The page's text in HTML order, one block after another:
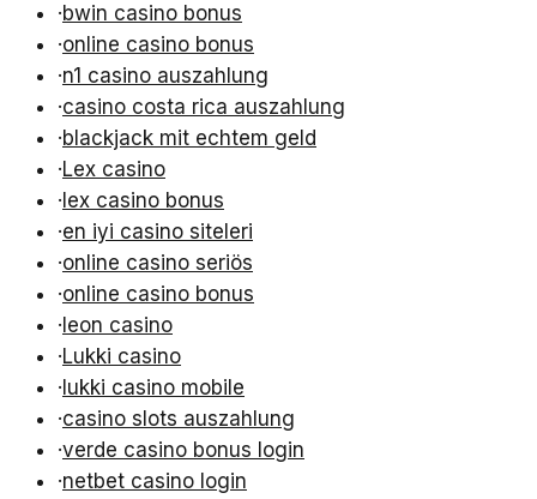
·bwin casino bonus
·online casino bonus
·n1 casino auszahlung
·casino costa rica auszahlung
·blackjack mit echtem geld
·Lex casino
· lex casino bonus
·en iyi casino siteleri
·online casino seriös
·online casino bonus
· leon casino
·Lukki casino
· lukki casino mobile
·casino slots auszahlung
·verde casino bonus login
·netbet casino login